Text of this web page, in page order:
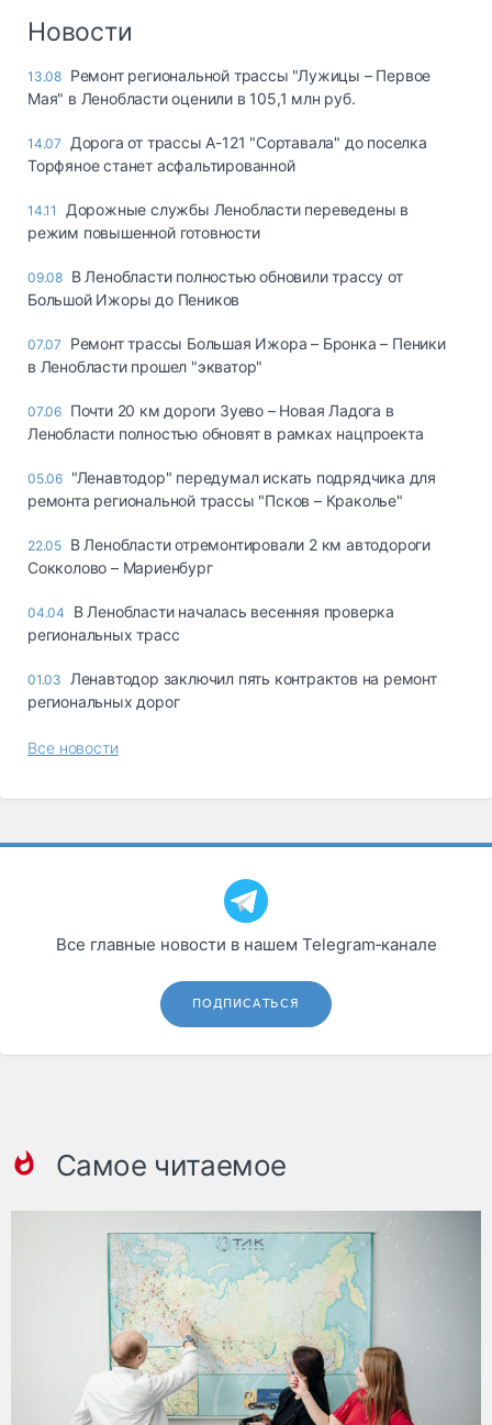
Новости
13.08 Ремонт региональной трассы "Лужицы – Первое
Мая" в Ленобласти оценили в 105,1 млн руб.
14.07
Дорога от трассы А-121 "Сортавала" до поселка
Торфяное станет асфальтированной
14.11
Дорожные службы Ленобласти переведены в
режим повышенной готовности
09.08 В Ленобласти полностью обновили трассу от
Большой Ижоры до Пеников
07.07
Ремонт трассы Большая Ижора – Бронка – Пеники
в Ленобласти прошел "экватор"
07.06 Почти 20 км дороги Зуево – Новая Ладога в
Ленобласти полностью обновят в рамках нацпроекта
05.06 "Ленавтодор" передумал искать подрядчика для
ремонта региональной трассы "Псков – Краколье"
22.05 В Ленобласти отремонтировали 2 км автодороги
Сокколово – Мариенбург
04.04
В Ленобласти началась весенняя проверка
региональных трасс
01.03
Ленавтодор заключил пять контрактов на ремонт
региональных дорог
Все новости
Все главные новости в нашем Telegram‑канале
ПОДПИСАТЬСЯ
Самое читаемое